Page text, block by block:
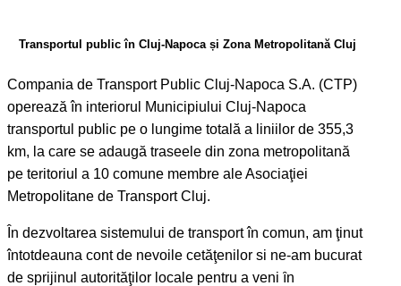
Transportul public în Cluj-Napoca și Zona Metropolitană Cluj
Compania de Transport Public Cluj-Napoca S.A. (CTP)
operează în interiorul Municipiului Cluj-Napoca
transportul public pe o lungime totală a liniilor de 355,3
km, la care se adaugă traseele din zona metropolitană
pe teritoriul a 10 comune membre ale Asociaţiei
Metropolitane de Transport Cluj.
În dezvoltarea sistemului de transport în comun, am ţinut
întotdeauna cont de nevoile cetăţenilor si ne-am bucurat
de sprijinul autorităţilor locale pentru a veni ȋn